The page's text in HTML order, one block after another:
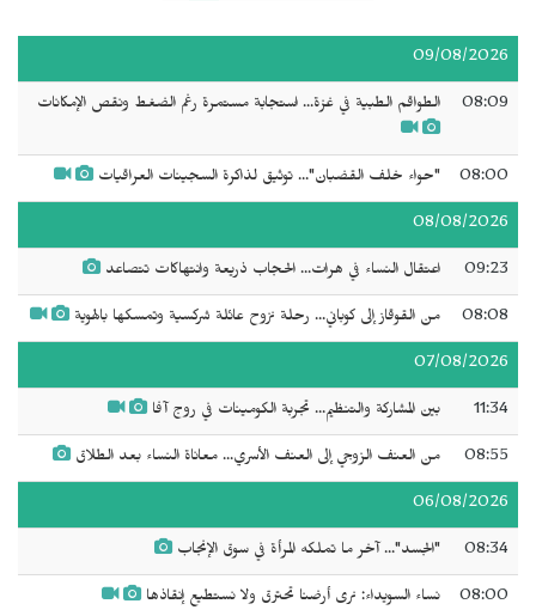
09/08/2026
08:09 الطواقم الطبية في غزة... استجابة مستمرة رغم الضغط ونقص الإمكانات
08:00 "حواء خلف القضبان"... توثيق لذاكرة السجينات العراقيات
08/08/2026
09:23 اعتقال النساء في هرات... الحجاب ذريعة وانتهاكات تتصاعد
08:08 من القوقاز إلى كوباني... رحلة نزوح عائلة شركسية وتمسكها بالهوية
07/08/2026
11:34 بين المشاركة والتنظيم... تجربة الكومينات في روج آفا
08:55 من العنف الزوجي إلى العنف الأسري... معاناة النساء بعد الطلاق
06/08/2026
08:34 "الجسد"... آخر ما تملكه المرأة في سوق الإنجاب
08:00 نساء السويداء: نرى أرضنا تحترق ولا نستطيع إنقاذها